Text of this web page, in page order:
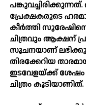
പ്രേക്ഷകരുടെ
കീര്‍ത്തി
ചിത്രവും ആക്ഷന്
സൂചനയാണ്
തിരക്കേറിയ
ഇടവേളയ്ക്ക് ശേഷം
ചിത്രം കൂടിയാണിത്.